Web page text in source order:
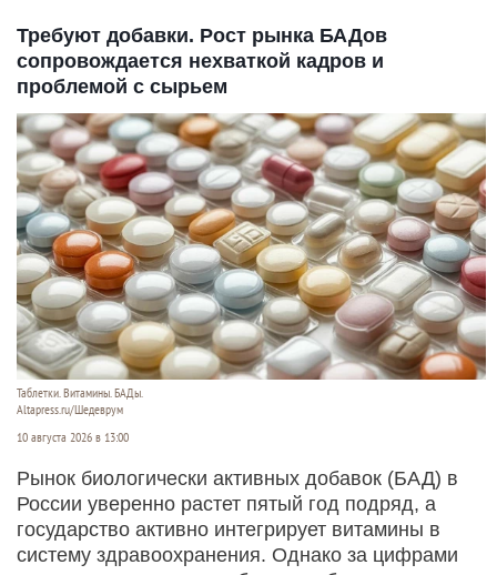
Требуют добавки. Рост рынка БАДов
сопровождается нехваткой кадров и
проблемой с сырьем
Таблетки. Витамины. БАДы.
Altapress.ru/Шедеврум
10 августа 2026 в 13:00
Рынок биологически активных добавок (БАД) в
России уверенно растет пятый год подряд, а
государство активно интегрирует витамины в
систему здравоохранения. Однако за цифрами